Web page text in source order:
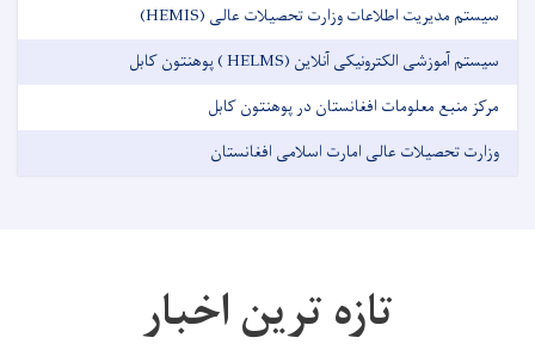
سیستم مدیریت اطلاعات وزارت تحصیلات عالی (HEMIS)
سیستم آموزشی الکترونیکی آنلاین (HELMS ) پوهنتون کابل
مرکز منبع معلومات افغانستان در پوهنتون کابل
وزارت تحصیلات عالی امارت اسلامی افغانستان
تازه ترین اخبار